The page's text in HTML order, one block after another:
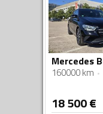
160000 km
18 500€